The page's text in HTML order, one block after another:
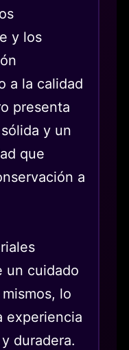
y los
a la calidad
presenta
y un
que
a
un cuidado
lo
experiencia
duradera.